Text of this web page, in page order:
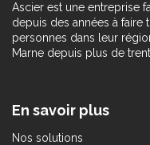
Ascier est une entreprise
depuis des années à faire
personnes dans leur
Marne depuis plus de
En savoir plus
Nos solutions